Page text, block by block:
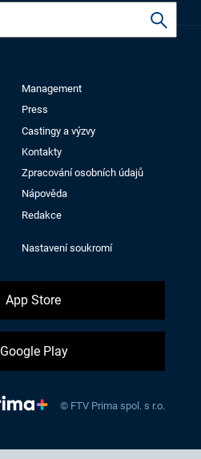
Management
Press
Castingy a výzvy
Kontakty
Zpracování osobních údajů
Nápověda
Redakce
Nastavení soukromí
App Store
Google Play
© FTV Prima spol. s r.o.